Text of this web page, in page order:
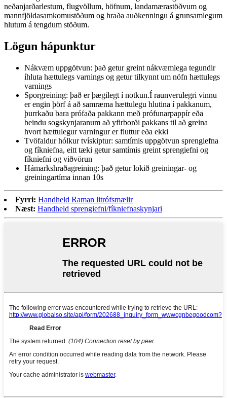
neðanjarðarlestum, flugvöllum, höfnum, landamærastöðvum og
mannfjöldasamkomustöðum og hraða auðkenningu á grunsamlegum
hlutum á tengdum stöðum.
Lögun hápunktur
Nákvæm uppgötvun: það getur greint nákvæmlega tegundir
íhluta hættulegs varnings og getur tilkynnt um nöfn hættulegs
varnings
Sporgreining: það er þægilegt í notkun.Í raunverulegri vinnu
er engin þörf á að samræma hættulegu hlutina í pakkanum,
þurrkaðu bara prófaða pakkann með prófunarpappír eða
beindu sogskynjaranum að yfirborði pakkans til að greina
hvort hættulegur varningur er fluttur eða ekki
Tvöfaldur hólkur tvískiptur: samtímis uppgötvun sprengiefna
og fíkniefna, eitt tæki getur samtímis greint sprengiefni og
fíkniefni og viðvörun
Hámarkshraðagreining: það getur lokið greiningar- og
greiningartíma innan 10s
Fyrri: Handheld Raman litrófsmælir
Næst: Handheld sprengiefni/fíkniefnaskynjari